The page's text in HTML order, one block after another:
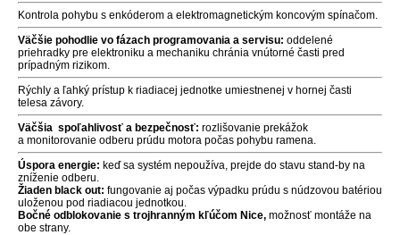
Kontrola pohybu s enkóderom a elektromagnetickým koncovým spínačom.
Väčšie pohodlie vo fázach programovania a servisu: oddelené
priehradky pre elektroniku a mechaniku chránia vnútorné časti pred
prípadným rizikom.
Rýchly a ľahký prístup k riadiacej jednotke umiestnenej v hornej časti
telesa závory.
Väčšia spoľahlivosť a bezpečnosť: rozlišovanie prekážok
a monitorovanie odberu prúdu motora počas pohybu ramena.
Úspora energie: keď sa systém nepoužíva, prejde do stavu stand-by na
zníženie odberu.
Žiaden black out: fungovanie aj počas výpadku prúdu s núdzovou batériou
uloženou pod riadiacou jednotkou.
Bočné odblokovanie s trojhranným kľúčom Nice, možnosť montáže na
obe strany.